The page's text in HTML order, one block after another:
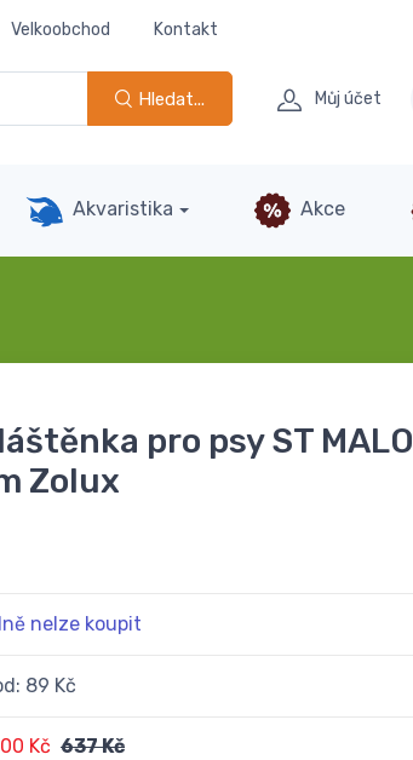
Velkoobchod Kontakt
Hledat... Můj účet
Akvaristika Akce
pro psy ST MALO
Zolux
nelze koupit
89 Kč
Kč 637 Kč